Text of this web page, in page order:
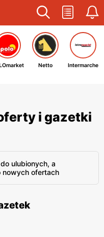
Netto Intermarche
i gazetki
ulubionych, a
nowych ofertach